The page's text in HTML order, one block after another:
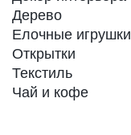
Дерево
Елочные игрушки
Открытки
Текстиль
Чай и кофе